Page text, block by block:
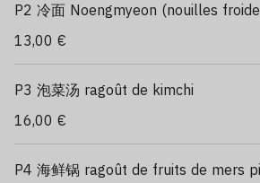
P2 冷面 Noengmyeon (nouilles
13,00 €
P3 泡菜汤 ragoût de kimchi
16,00 €
P4 海鲜锅 ragoût de fruits de mers